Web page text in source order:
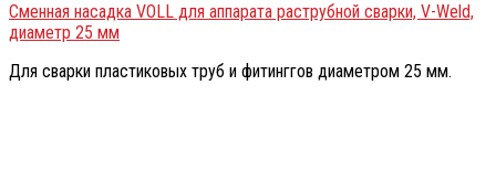
Сменная насадка VOLL для аппарата раструбной сварки, V-Weld,
диаметр 25 мм
Для сварки пластиковых труб и фитинггов диаметром 25 мм.